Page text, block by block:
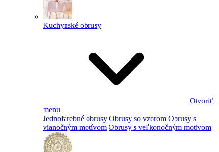
Kuchynské obrusy
Otvoriť
menu
Jednofarebné obrusy Obrusy so vzorom Obrusy s
vianočným motívom Obrusy s veľkonočným motívom